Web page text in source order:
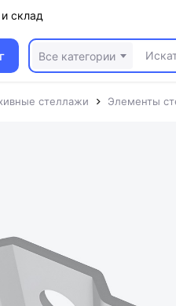
склад
Все категории
стеллажи Элементы